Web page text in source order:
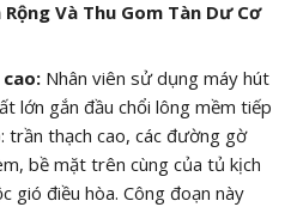
Và Thu Gom Tàn Dư Cơ
Nhân viên sử dụng máy hút
lớn gắn đầu chổi lông mềm tiếp
trần thạch cao, các đường gờ
bề mặt trên cùng của tủ kịch
gió điều hòa. Công đoạn này